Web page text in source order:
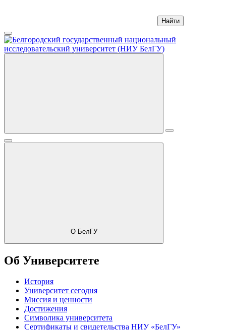
Найти
О БелГУ
Об Университете
История
Университет сегодня
Миссия и ценности
Достижения
Символика университета
Сертификаты и свидетельства НИУ «БелГУ»